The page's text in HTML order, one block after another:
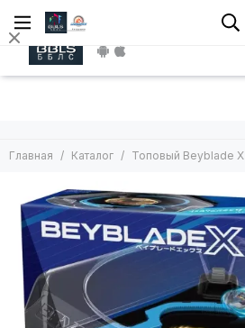
Главная Каталог Топовый Beyblade X